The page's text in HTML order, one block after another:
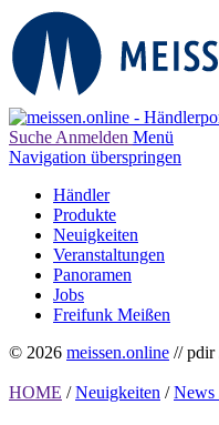
Suche Anmelden Menü
Navigation überspringen
Händler
Produkte
Neuigkeiten
Veranstaltungen
Panoramen
Jobs
Freifunk Meißen
© 2026 meissen.online // pdir
HOME / Neuigkeiten / News